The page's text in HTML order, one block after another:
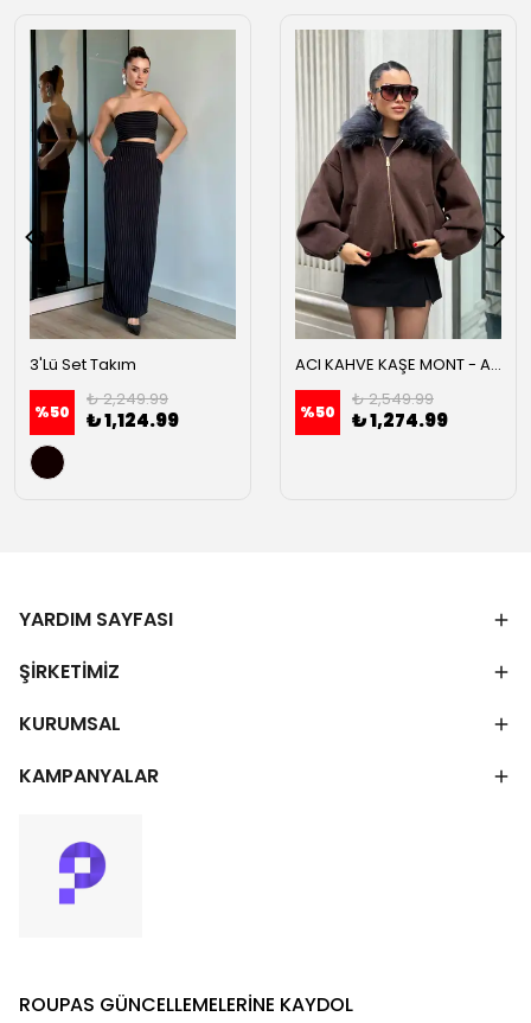
3'Lü Set Takım
%50
₺ 2,249.99
₺ 1,124.99
ACI KAHVE KAŞE MONT - Acı kahve
%50
₺ 2,549.99
₺ 1,274.99
YARDIM SAYFASI
ŞİRKETİMİZ
KURUMSAL
KAMPANYALAR
ROUPAS GÜNCELLEMELERİNE KAYDOL